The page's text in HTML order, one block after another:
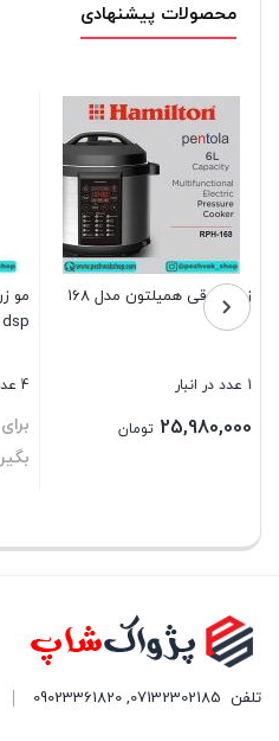
محصولات پیشنهادی
زودپز برقی همیلتون مدل 168
1 عدد در انبار
25,980,000 تومان
مو
dsp مدل 40002
4 عدد در انبار
تلفن 07132302185
,
09023361820